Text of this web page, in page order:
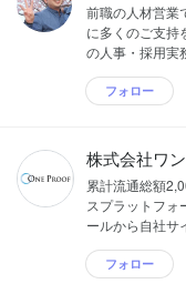
前職の人材営業
に多くのご支持
の人事・採用実
フォロー
株式会社ワ
累計流通総額
スプラットフ
ールから自社サ
フォロー